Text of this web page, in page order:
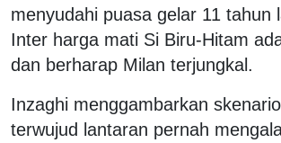
menyudahi puasa gelar 11 tahun
Inter harga mati Si Biru-Hitam
dan berharap Milan terjungkal.
Inzaghi menggambarkan
terwujud lantaran pernah